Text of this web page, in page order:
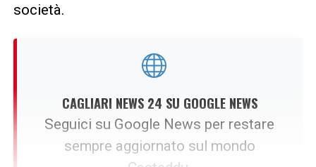
società.
CAGLIARI NEWS 24 SU GOOGLE NEWS
Seguici su Google News per restare
sempre aggiornato sul mondo